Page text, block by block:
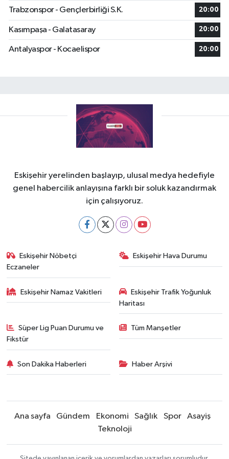
Trabzonspor - Gençlerbirliği S.K. 20:00
Kasımpaşa - Galatasaray 20:00
Antalyaspor - Kocaelispor 20:00
Eskişehir yerelinden başlayıp, ulusal medya hedefiyle
genel habercilik anlayışına farklı bir soluk kazandırmak
için çalışıyoruz.
Eskişehir Nöbetçi
Eczaneler
Eskişehir Hava Durumu
Eskişehir Namaz Vakitleri
Eskişehir Trafik Yoğunluk
Haritası
Süper Lig Puan Durumu ve
Fikstür
Tüm Manşetler
Son Dakika Haberleri Haber Arşivi
Ana sayfa Gündem Ekonomi Sağlık Spor
Asayiş
Teknoloji